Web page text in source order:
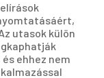
utasok külön
ehhez nem